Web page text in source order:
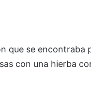
que se encontraba
con una hierba